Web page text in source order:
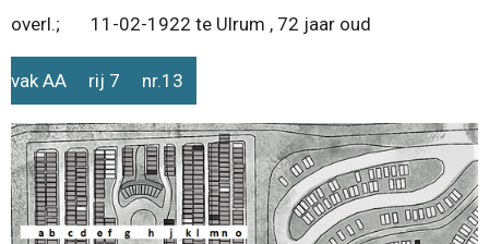
overl.; 11-02-1922 te Ulrum , 72 jaar oud
vak AA rij 7 nr.13